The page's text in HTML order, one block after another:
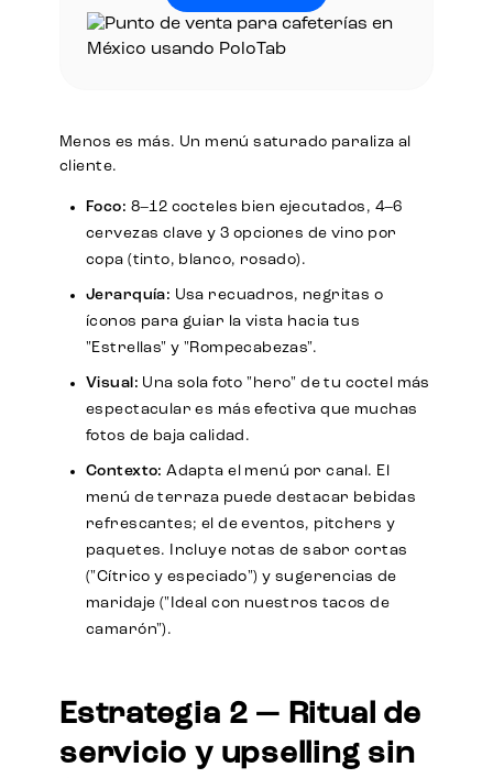
Menos es más. Un menú saturado paraliza al
cliente.
Foco: 8–12 cocteles bien ejecutados, 4–6
cervezas clave y 3 opciones de vino por
copa (tinto, blanco, rosado).
Jerarquía: Usa recuadros, negritas o
íconos para guiar la vista hacia tus
"Estrellas" y "Rompecabezas".
Visual: Una sola foto "hero" de tu coctel más
espectacular es más efectiva que muchas
fotos de baja calidad.
Contexto: Adapta el menú por canal. El
menú de terraza puede destacar bebidas
refrescantes; el de eventos, pitchers y
paquetes. Incluye notas de sabor cortas
("Cítrico y especiado") y sugerencias de
maridaje ("Ideal con nuestros tacos de
camarón").
Estrategia 2 — Ritual de
servicio y upselling sin